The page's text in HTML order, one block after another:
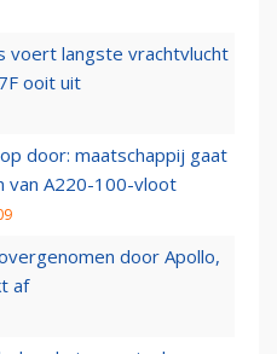
voert langste vrachtvlucht
ooit uit
door: maatschappij gaat
van A220-100-vloot
door Apollo,
af